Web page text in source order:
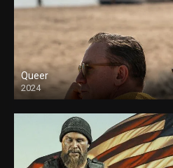
Queer
2024